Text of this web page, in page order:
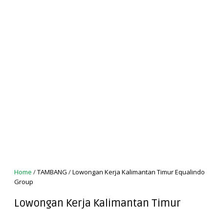
Home /TAMBANG /Lowongan Kerja Kalimantan Timur Equalindo
Group
Lowongan Kerja Kalimantan Timur